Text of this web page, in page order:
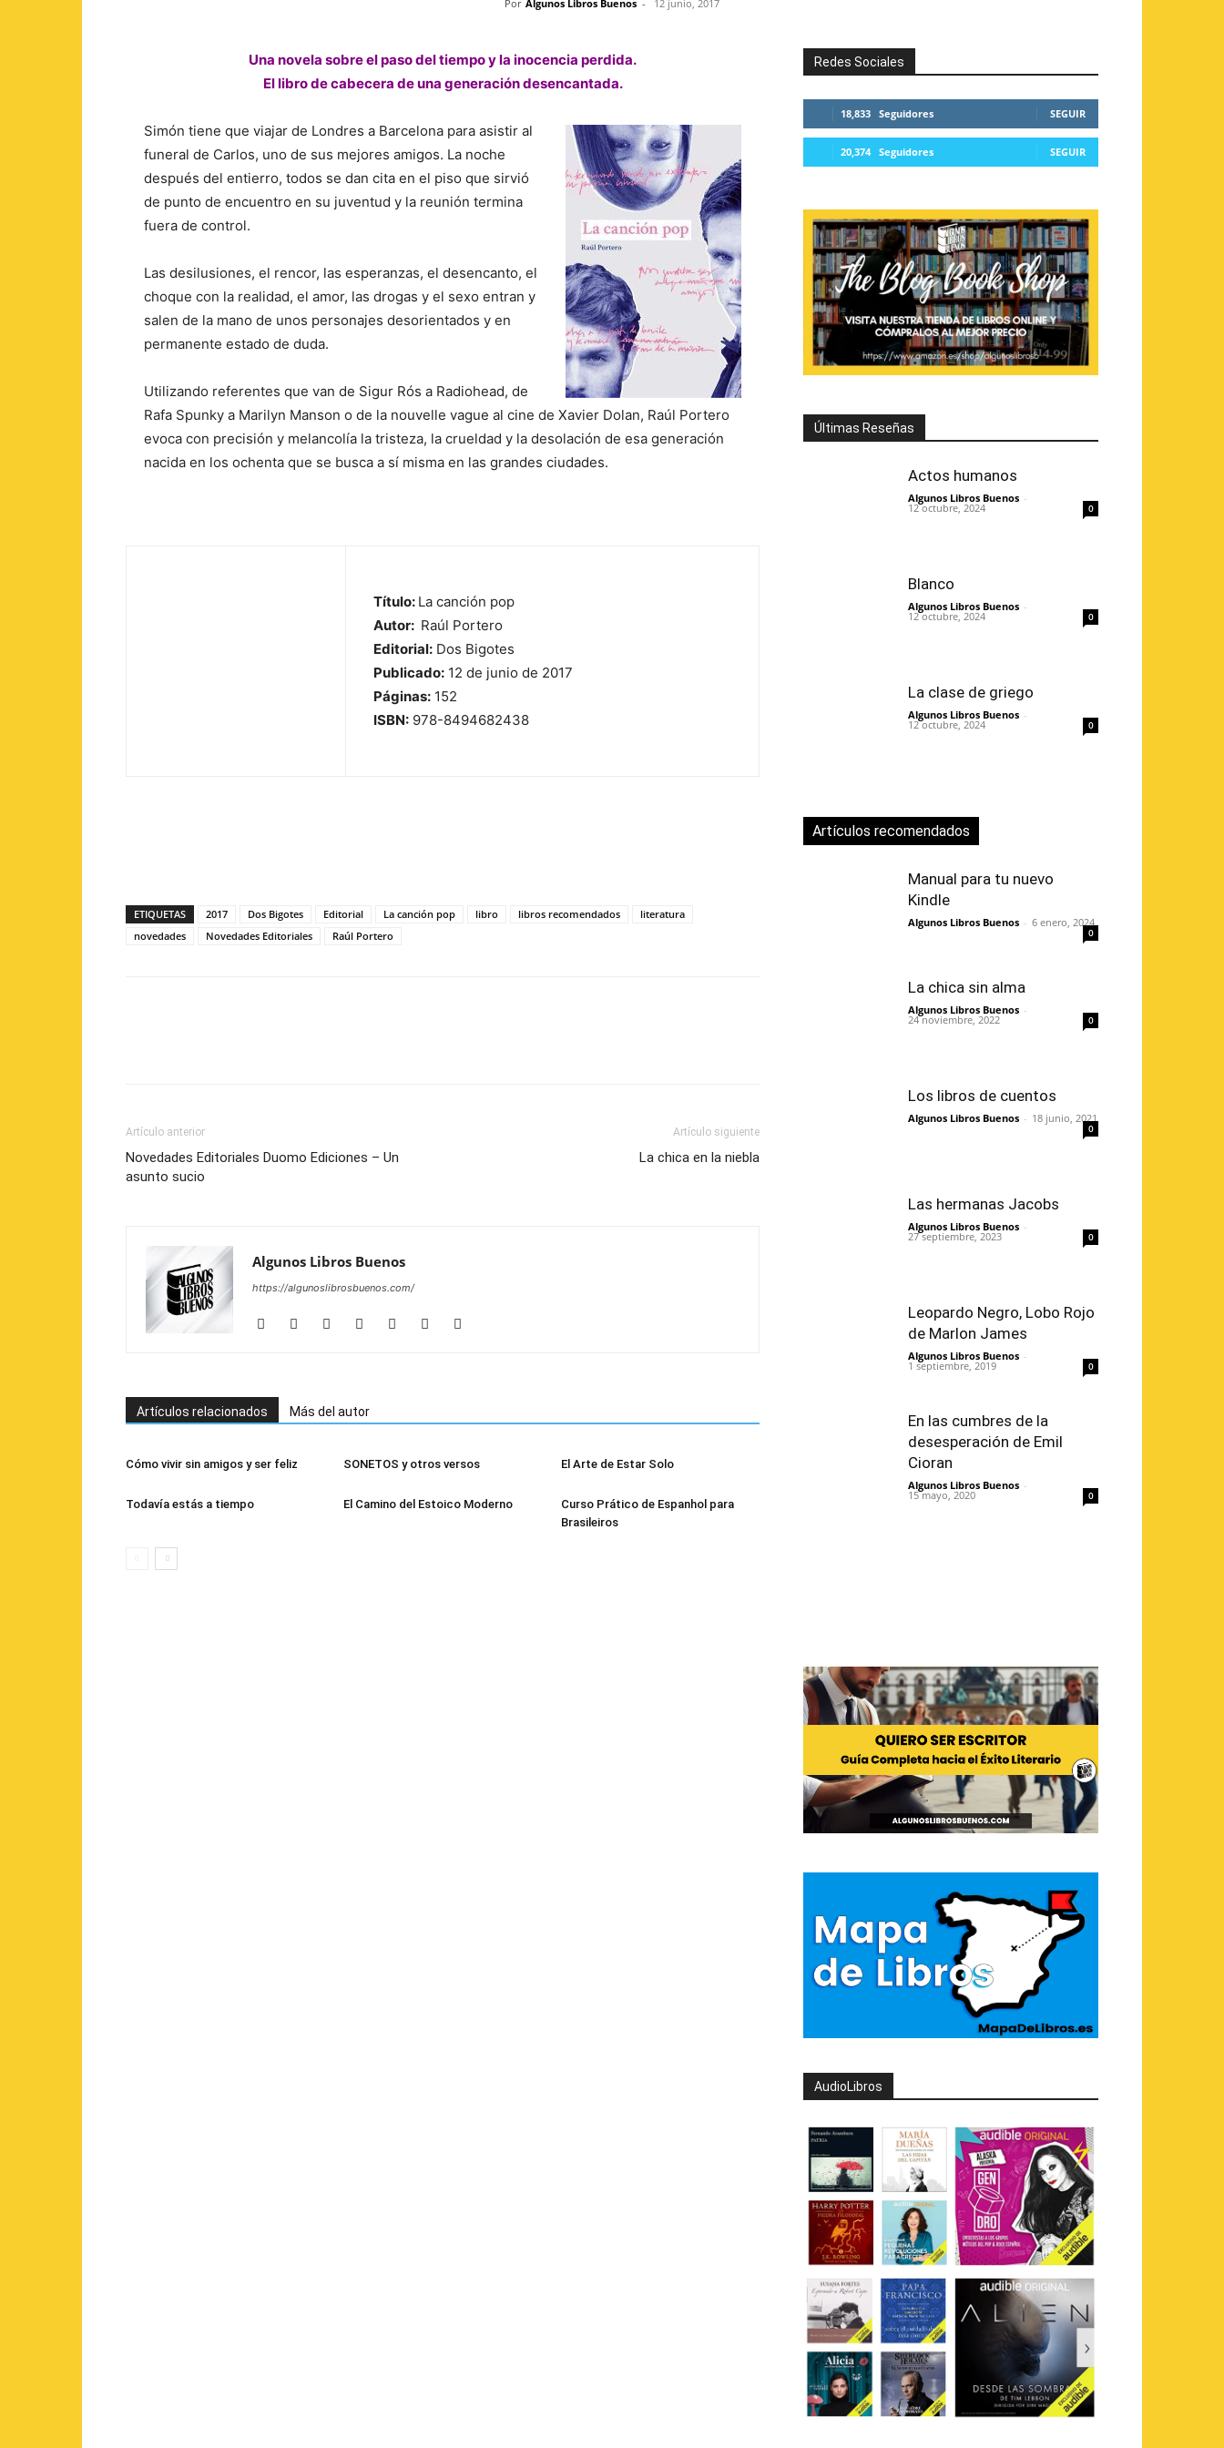
Por Algunos Libros Buenos - 12 junio, 2017
Una novela sobre el paso del tiempo y la inocencia perdida.
El libro de cabecera de una generación desencantada.
Simón tiene que viajar de Londres a Barcelona para asistir al
funeral de Carlos, uno de sus mejores amigos. La noche
después del entierro, todos se dan cita en el piso que sirvió
de punto de encuentro en su juventud y la reunión termina
fuera de control.
Las desilusiones, el rencor, las esperanzas, el desencanto, el
choque con la realidad, el amor, las drogas y el sexo entran y
salen de la mano de unos personajes desorientados y en
permanente estado de duda.
Utilizando referentes que van de Sigur Rós a Radiohead, de
Rafa Spunky a Marilyn Manson o de la nouvelle vague al cine de Xavier Dolan, Raúl Portero
evoca con precisión y melancolía la tristeza, la crueldad y la desolación de esa generación
nacida en los ochenta que se busca a sí misma en las grandes ciudades.
Título: La canción pop
Autor: Raúl Portero
Editorial: Dos Bigotes
Publicado: 12 de junio de 2017
Páginas: 152
ISBN: 978-8494682438
ETIQUETAS 2017 Dos Bigotes Editorial La canción pop libro libros recomendados
literatura
novedades
Novedades Editoriales Raúl Portero
Artículo anterior
Novedades Editoriales Duomo Ediciones – Un
asunto sucio
Artículo siguiente
La chica en la niebla
Algunos Libros Buenos
https://algunoslibrosbuenos.com/
Artículos relacionados Más del autor
Cómo vivir sin amigos y ser feliz SONETOS y otros versos El Arte de Estar Solo
Todavía estás a tiempo El Camino del Estoico Moderno
Curso Prático de Espanhol para
Brasileiros
Redes Sociales
18,833 Seguidores SEGUIR
20,374 Seguidores SEGUIR
Últimas Reseñas
Actos humanos
Algunos Libros Buenos -
12 octubre, 2024 0
Blanco
Algunos Libros Buenos -
12 octubre, 2024 0
La clase de griego
Algunos Libros Buenos -
12 octubre, 2024 0
Artículos recomendados
Manual para tu nuevo
Kindle
Algunos Libros Buenos - 6 enero, 2024
0
La chica sin alma
Algunos Libros Buenos -
24 noviembre, 2022 0
Los libros de cuentos
Algunos Libros Buenos - 18 junio, 2021
0
Las hermanas Jacobs
Algunos Libros Buenos -
27 septiembre, 2023 0
Leopardo Negro, Lobo Rojo
de Marlon James
Algunos Libros Buenos -
1 septiembre, 2019 0
En las cumbres de la
desesperación de Emil
Cioran
Algunos Libros Buenos -
15 mayo, 2020 0
AudioLibros